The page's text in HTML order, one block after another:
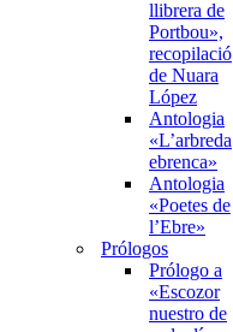
llibrera de
Portbou»,
recopilació
de Nuara
López
Antologia
«L’arbreda
ebrenca»
Antologia
«Poetes de
l’Ebre»
Prólogos
Prólogo a
«Escozor
nuestro de